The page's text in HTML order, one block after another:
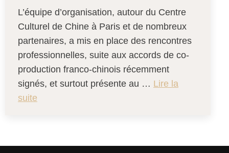
L’équipe d’organisation, autour du Centre
Culturel de Chine à Paris et de nombreux
partenaires, a mis en place des rencontres
professionnelles, suite aux accords de co-
production franco-chinois récemment
signés, et surtout présente au … Lire la
suite